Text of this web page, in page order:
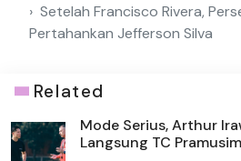
Setelah Francisco Rivera,
Pertahankan Jefferson Silva
Related
Mode Serius, Arthur
Langsung TC